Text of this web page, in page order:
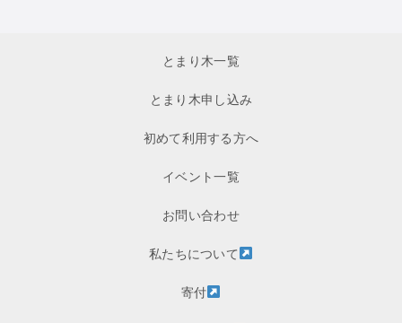
とまり木一覧
とまり木申し込み
初めて利用する方へ
イベント一覧
お問い合わせ
私たちについて
寄付